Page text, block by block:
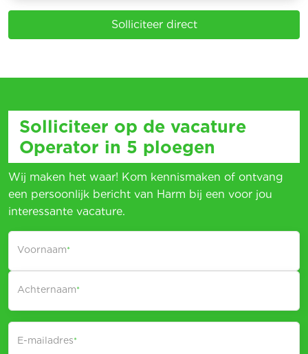
Solliciteer direct
Solliciteer op de vacature
Operator in 5 ploegen
Wij maken het waar! Kom kennismaken of ontvang
een persoonlijk bericht van Harm bij een voor jou
interessante vacature.
Voornaam*
Achternaam*
E-mailadres*